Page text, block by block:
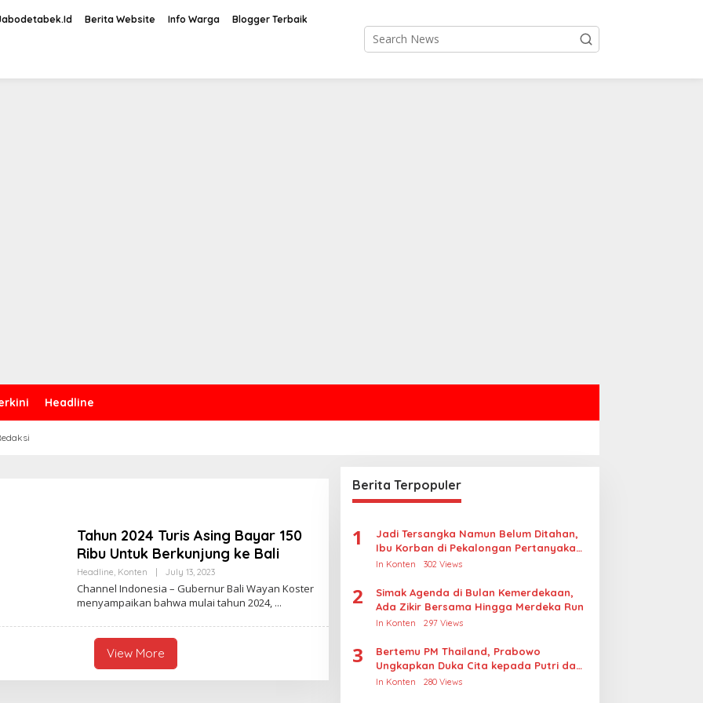
Berita Website Info Warga Blogger Terbaik
Headline
Tahun 2024 Turis Asing Bayar 150
Ribu Untuk Berkunjung ke Bali
Headline, Konten July 13, 2023B
A
N
I
S
Channel Indonesia – Gubernur Bali Wayan Koster
menyampaikan bahwa mulai tahun 2024,
View More
Berita Terpopuler
1
Jadi Tersangka Namun Belum Ditahan,
Ibu Korban di Pekalongan Pertanyakan
Keseriusan Polisi Tangani Kasus
In Konten 302 Views
2
Simak Agenda di Bulan Kemerdekaan,
Ada Zikir Bersama Hingga Merdeka Run
In Konten 297 Views
3
Bertemu PM Thailand, Prabowo
Ungkapkan Duka Cita kepada Putri dan
Selamat Ulang Tahun ke Raja Thailand
In Konten 280 Views